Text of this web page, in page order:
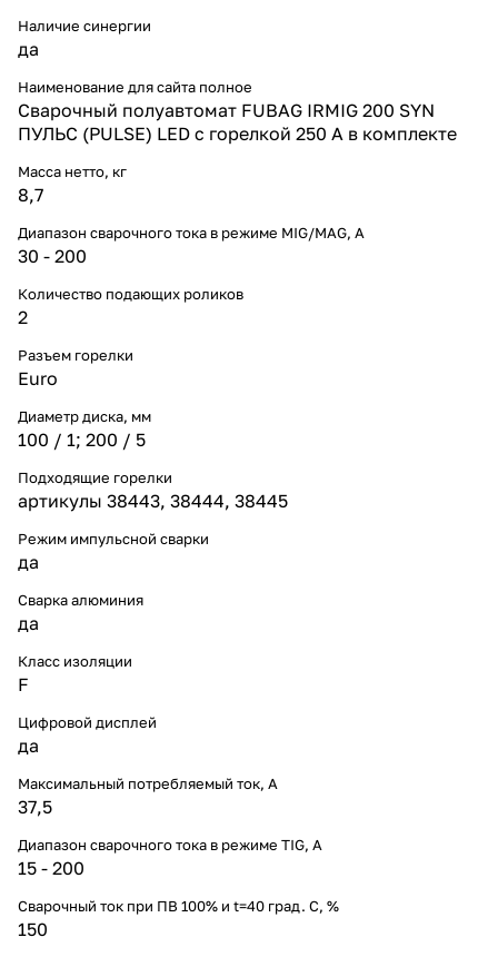
Наличие синергии
да
Наименование для сайта полное
Сварочный полуавтомат FUBAG IRMIG 200 SYN
ПУЛЬС (PULSE) LED с горелкой 250 А в комплекте
Масса нетто, кг
8,7
Диапазон сварочного тока в режиме MIG/MAG, A
30 - 200
Количество подающих роликов
2
Разъем горелки
Euro
Диаметр диска, мм
100 / 1; 200 / 5
Подходящие горелки
артикулы 38443, 38444, 38445
Режим импульсной сварки
да
Сварка алюминия
да
Класс изоляции
F
Цифровой дисплей
да
Максимальный потребляемый ток, А
37,5
Диапазон сварочного тока в режиме TIG, А
15 - 200
Сварочный ток при ПВ 100% и t=40 град. С, %
150